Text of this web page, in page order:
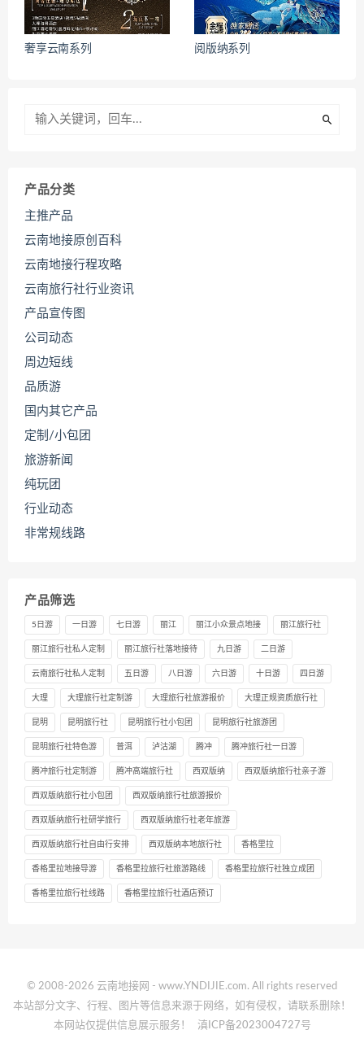
奢享云南系列 阅版纳系列
产品分类
主推产品
云南地接原创百科
云南地接行程攻略
云南旅行社行业资讯
产品宣传图
公司动态
周边短线
品质游
国内其它产品
定制/小包团
旅游新闻
纯玩团
行业动态
非常规线路
产品筛选
5日游 一日游 七日游 丽江 丽江小众景点地接 丽江旅行社
丽江旅行社私人定制 丽江旅行社落地接待 九日游 二日游
云南旅行社私人定制 五日游 八日游 六日游 十日游 四日游
大理 大理旅行社定制游 大理旅行社旅游报价 大理正规资质旅行社
昆明 昆明旅行社 昆明旅行社小包团 昆明旅行社旅游团
昆明旅行社特色游 普洱 泸沽湖 腾冲 腾冲旅行社一日游
腾冲旅行社定制游 腾冲高端旅行社 西双版纳 西双版纳旅行社亲子游
西双版纳旅行社小包团 西双版纳旅行社旅游报价
西双版纳旅行社研学旅行 西双版纳旅行社老年旅游
西双版纳旅行社自由行安排 西双版纳本地旅行社 香格里拉
香格里拉地接导游 香格里拉旅行社旅游路线 香格里拉旅行社独立成团
香格里拉旅行社线路 香格里拉旅行社酒店预订
© 2008-2026 云南地接网 - www.YNDIJIE.com. All rights reserved
本站部分文字、行程、图片等信息来源于网络，如有侵权，请联系删除！
本网站仅提供信息展示服务！
滇ICP备2023004727号